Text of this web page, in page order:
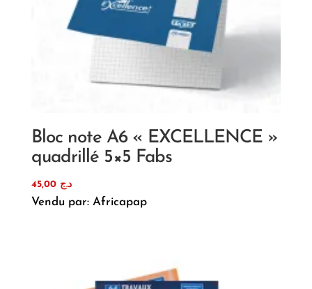
Bloc note A6 « EXCELLENCE »
quadrillé 5×5 Fabs
د.ج 45,00
Vendu par: Africapap